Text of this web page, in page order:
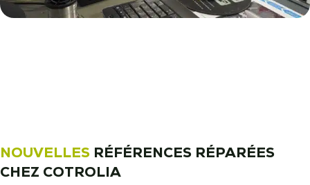
NOUVELLES RÉFÉRENCES RÉPARÉES
CHEZ COTROLIA